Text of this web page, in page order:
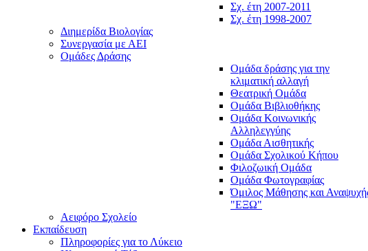
Σχ. έτη 2007-2011
Σχ. έτη 1998-2007
Διημερίδα Βιολογίας
Συνεργασία με ΑΕΙ
Ομάδες Δράσης
Ομάδα δράσης για την
κλιματική αλλαγή
Θεατρική Ομάδα
Ομάδα Βιβλιοθήκης
Ομάδα Κοινωνικής
Αλληλεγγύης
Ομάδα Αισθητικής
Ομάδα Σχολικού Κήπου
Φιλοζωική Ομάδα
Ομάδα Φωτογραφίας
Όμιλος Μάθησης και
"ΕΞΩ"
Αειφόρο Σχολείο
Εκπαίδευση
Πληροφορίες για το Λύκειο